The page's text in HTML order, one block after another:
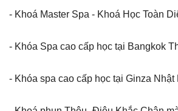
- Khoá Master Spa - Khoá Học Toàn
- Khóa Spa cao cấp học tại Bangkok
- Khóa spa cao cấp học tại Ginza Nhật